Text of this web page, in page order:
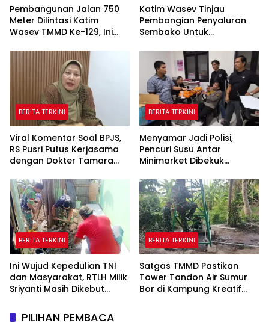
Pembangunan Jalan 750
Meter Dilintasi Katim
Wasev TMMD Ke-129, Ini
Katim Wasev Tinjau
Pembangian Penyaluran
Sembako Untuk
BERITA TERKINI
Viral Komentar Soal BPJS,
RS Pusri Putus Kerjasama
dengan Dokter Tamara
BERITA TERKINI
Menyamar Jadi Polisi,
Pencuri Susu Antar
Minimarket Dibekuk
BERITA TERKINI
Ini Wujud Kepedulian TNI
dan Masyarakat, RTLH Milik
Sriyanti Masih Dikebut
BERITA TERKINI
Satgas TMMD Pastikan
Tower Tandon Air Sumur
Bor di Kampung Kreatif
PILIHAN PEMBACA